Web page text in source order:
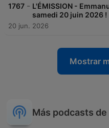
1767 - L'ÉMISSION -
samedi 20 juin 2026 !
20 jun. 2026
Mostrar
Más podcasts de